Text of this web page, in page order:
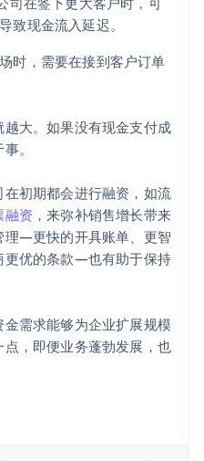
致现金流入延迟。
时，需要在接到客户订单
大。如果没有现金支付成
。
初期都会进行融资，如流
融资 ，来弥补销售增长带来
理—更快的开具账单、更智
更优的条款—也有助于保持
需求能够为企业扩展规模
，即便业务蓬勃发展，也